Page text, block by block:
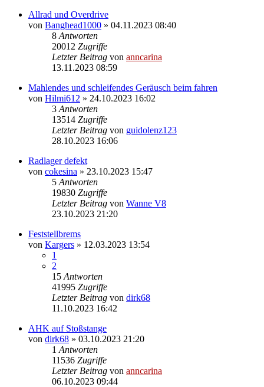
Allrad und Overdrive
von Banghead1000 » 04.11.2023 08:40
8 Antworten
20012 Zugriffe
Letzter Beitrag von anncarina
13.11.2023 08:59
Mahlendes und schleifendes Geräusch beim fahren
von Hilmi612 » 24.10.2023 16:02
3 Antworten
13514 Zugriffe
Letzter Beitrag von guidolenz123
28.10.2023 16:06
Radlager defekt
von cokesina » 23.10.2023 15:47
5 Antworten
19830 Zugriffe
Letzter Beitrag von Wanne V8
23.10.2023 21:20
Feststellbrems
von Kargers » 12.03.2023 13:54
1
2
15 Antworten
41995 Zugriffe
Letzter Beitrag von dirk68
11.10.2023 16:42
AHK auf Stoßstange
von dirk68 » 03.10.2023 21:20
1 Antworten
11536 Zugriffe
Letzter Beitrag von anncarina
06.10.2023 09:44